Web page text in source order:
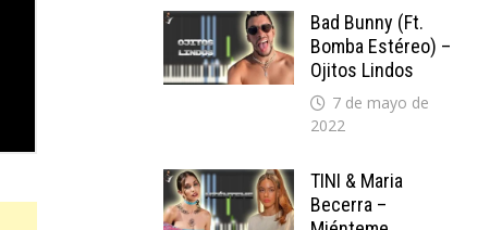
Bad Bunny (ft.
Bomba Estéreo) –
Ojitos Lindos
7 de mayo de
2022
TINI & Maria
Becerra –